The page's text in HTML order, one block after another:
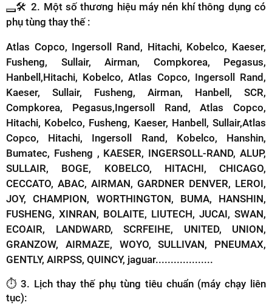
🛠️2. Một số thương hiệu máy nén khí thông dụng có
phụ tùng thay thế :
Atlas Copco, Ingersoll Rand, Hitachi, Kobelco, Kaeser,
Fusheng, Sullair, Airman, Compkorea, Pegasus,
Hanbell,Hitachi, Kobelco, Atlas Copco, Ingersoll Rand,
Kaeser, Sullair, Fusheng, Airman, Hanbell, SCR,
Compkorea, Pegasus,Ingersoll Rand, Atlas Copco,
Hitachi, Kobelco, Fusheng, Kaeser, Hanbell, Sullair,Atlas
Copco, Hitachi, Ingersoll Rand, Kobelco, Hanshin,
Bumatec, Fusheng , KAESER, INGERSOLL-RAND, ALUP,
SULLAIR, BOGE, KOBELCO, HITACHI, CHICAGO,
CECCATO, ABAC, AIRMAN, GARDNER DENVER, LEROI,
JOY, CHAMPION, WORTHINGTON, BUMA, HANSHIN,
FUSHENG, XINRAN, BOLAITE, LIUTECH, JUCAI, SWAN,
ECOAIR, LANDWARD, SCRFEIHE, UNITED, UNION,
GRANZOW, AIRMAZE, WOYO, SULLIVAN, PNEUMAX,
GENTLY, AIRPSS, QUINCY, jaguar...................
⏱️ 3. Lịch thay thế phụ tùng tiêu chuẩn (máy chạy liên
tục):